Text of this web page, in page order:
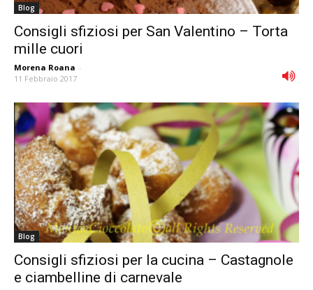
Blog
Consigli sfiziosi per San Valentino – Torta
mille cuori
Morena Roana -
11 Febbraio 2017
Blog
Consigli sfiziosi per la cucina – Castagnole
e ciambelline di carnevale